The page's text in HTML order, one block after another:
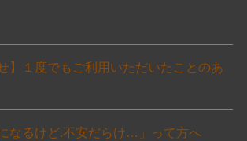
】１度でもご利用いただいたことのあ
なるけど.不安だらけ…」って方へ